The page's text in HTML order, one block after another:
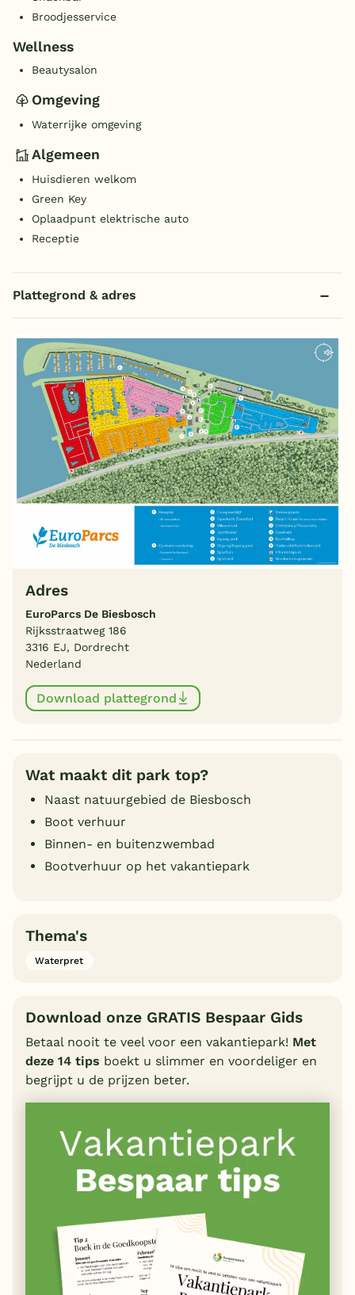
Broodjesservice
Wellness
Beautysalon
Omgeving
Waterrijke omgeving
Algemeen
Huisdieren welkom
Green Key
Oplaadpunt elektrische auto
Receptie
Plattegrond & adres
Adres
EuroParcs De Biesbosch
Rijksstraatweg 186
3316 EJ, Dordrecht
Nederland
Download plattegrond
Wat maakt dit park top?
Naast natuurgebied de Biesbosch
Boot verhuur
Binnen- en buitenzwembad
Bootverhuur op het vakantiepark
Thema's
Waterpret
Download onze GRATIS Bespaar Gids
Betaal nooit te veel voor een vakantiepark! Met
deze 14 tips boekt u slimmer en voordeliger en
begrijpt u de prijzen beter.